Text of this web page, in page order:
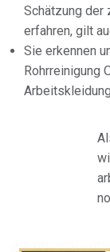
Schätzung der
erfahren, gilt
Sie erkennen
Rohrreinigung